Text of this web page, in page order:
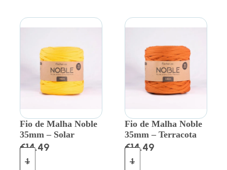
Fio de Malha Noble
35mm – Solar
€14.49
Fio de Malha Noble
35mm – Terracota
€14.49